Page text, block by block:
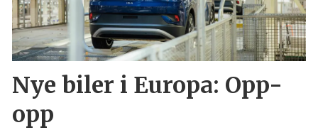
Nye biler i Europa: Opp-
opp